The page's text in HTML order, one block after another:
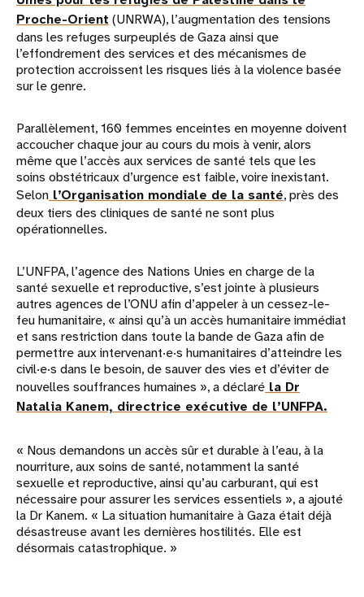
Proche-Orient (UNRWA), l’augmentation des tensions
dans les refuges surpeuplés de Gaza ainsi que
l’effondrement des services et des mécanismes de
protection accroissent les risques liés à la violence basée
sur le genre.
Parallèlement, 160 femmes enceintes en moyenne doivent
accoucher chaque jour au cours du mois à venir, alors
même que l’accès aux services de santé tels que les
soins obstétricaux d’urgence est faible, voire inexistant.
Selon l’Organisation mondiale de la santé, près des
deux tiers des cliniques de santé ne sont plus
opérationnelles.
L’UNFPA, l’agence des Nations Unies en charge de la
santé sexuelle et reproductive, s’est jointe à plusieurs
autres agences de l’ONU afin d’appeler à un cessez-le-
feu humanitaire, « ainsi qu’à un accès humanitaire immédiat
et sans restriction dans toute la bande de Gaza afin de
permettre aux intervenant·e·s humanitaires d’atteindre les
civil·e·s dans le besoin, de sauver des vies et d’éviter de
nouvelles souffrances humaines », a déclaré la Dr
Natalia Kanem, directrice exécutive de l’UNFPA.
« Nous demandons un accès sûr et durable à l’eau, à la
nourriture, aux soins de santé, notamment la santé
sexuelle et reproductive, ainsi qu’au carburant, qui est
nécessaire pour assurer les services essentiels », a ajouté
la Dr Kanem. « La situation humanitaire à Gaza était déjà
désastreuse avant les dernières hostilités. Elle est
désormais catastrophique. »